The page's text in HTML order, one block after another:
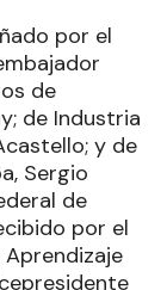
por el
de
de Industria
y de
Sergio
de
por el